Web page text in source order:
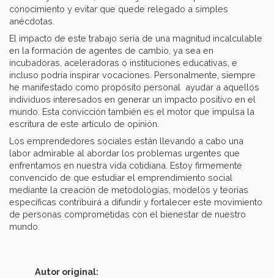
conocimiento y evitar que quede relegado a simples
anécdotas.
El impacto de este trabajo sería de una magnitud incalculable
en la formación de agentes de cambio, ya sea en
incubadoras, aceleradoras o instituciones educativas, e
incluso podría inspirar vocaciones. Personalmente, siempre
he manifestado como propósito personal ayudar a aquellos
individuos interesados en generar un impacto positivo en el
mundo. Esta convicción también es el motor que impulsa la
escritura de este artículo de opinión.
Los emprendedores sociales están llevando a cabo una
labor admirable al abordar los problemas urgentes que
enfrentamos en nuestra vida cotidiana. Estoy firmemente
convencido de que estudiar el emprendimiento social
mediante la creación de metodologías, modelos y teorías
específicas contribuirá a difundir y fortalecer este movimiento
de personas comprometidas con el bienestar de nuestro
mundo.
Autor original: